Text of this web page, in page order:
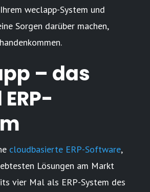
weclapp-System und
Sorgen darüber machen,
– das
cloudbasierte ERP-Software,
Lösungen am Markt
vier Mal als ERP-System des